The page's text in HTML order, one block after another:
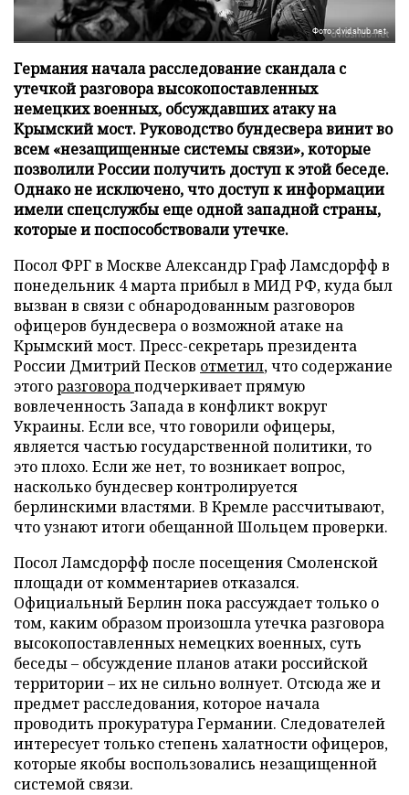
Фото: dvidshub.net
Германия начала расследование скандала с
утечкой разговора высокопоставленных
немецких военных, обсуждавших атаку на
Крымский мост. Руководство бундесвера винит во
всем «незащищенные системы связи», которые
позволили России получить доступ к этой беседе.
Однако не исключено, что доступ к информации
имели спецслужбы еще одной западной страны,
которые и поспособствовали утечке.
Посол ФРГ в Москве Александр Граф Ламсдорфф в
понедельник 4 марта прибыл в МИД РФ, куда был
вызван в связи с обнародованным разговоров
офицеров бундесвера о возможной атаке на
Крымский мост. Пресс-секретарь президента
России Дмитрий Песков отметил, что содержание
этогоразговораподчеркивает прямую
вовлеченность Запада в конфликт вокруг
Украины. Если все, что говорили офицеры,
является частью государственной политики, то
это плохо. Если же нет, то возникает вопрос,
насколько бундесвер контролируется
берлинскими властями. В Кремле рассчитывают,
что узнают итоги обещанной Шольцем проверки.
Посол Ламсдорфф после посещения Смоленской
площади от комментариев отказался.
Официальный Берлин пока рассуждает только о
том, каким образом произошла утечка разговора
высокопоставленных немецких военных, суть
беседы – обсуждение планов атаки российской
территории – их не сильно волнует. Отсюда же и
предмет расследования, которое начала
проводить прокуратура Германии. Следователей
интересует только степень халатности офицеров,
которые якобы воспользовались незащищенной
системой связи.